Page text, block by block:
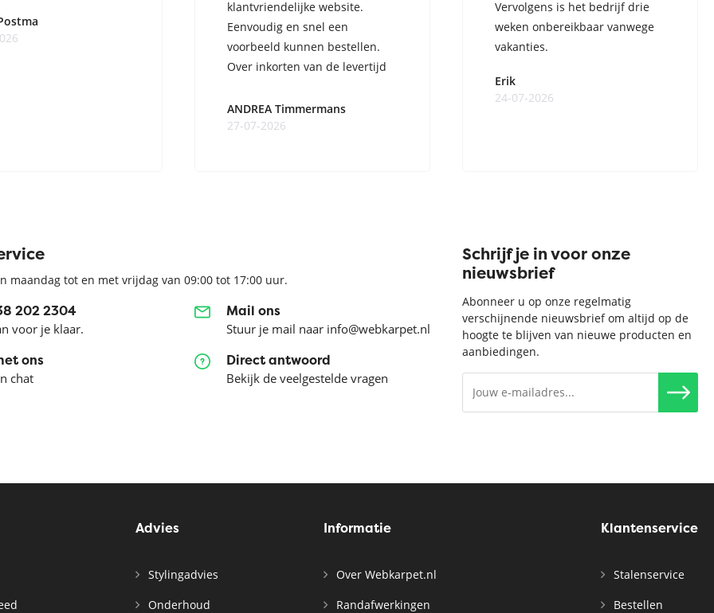
klantvriendelijke website.
Eenvoudig en snel een
voorbeeld kunnen bestellen.
Over inkorten van de levertijd
ANDREA Timmermans
27-07-2026
Vervolgens is het bedrijf drie
weken onbereikbaar vanwege
vakanties.
Erik
24-07-2026
maandag tot en met vrijdag van 09:00 tot 17:00 uur.
202 2304
voor je klaar.
Mail ons
Stuur je mail naar info@webkarpet.nl
ons
chat
Direct antwoord
Bekijk de veelgestelde vragen
Schrijf je in voor onze
nieuwsbrief
Abonneer u op onze regelmatig
verschijnende nieuwsbrief om altijd op de
hoogte te blijven van nieuwe producten en
aanbiedingen.
Advies
Stylingadvies
Onderhoud
Informatie
Over Webkarpet.nl
Randafwerkingen
Klantenservice
Stalenservice
Bestellen